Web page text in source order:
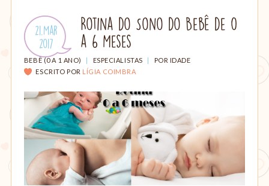
Publicado
em:
21.Mar
.
2017
Rotina do Sono do Bebê de 0
a 6 Meses
CATEGORIAS:
BEBÊ (0 A 1 ANO) | ESPECIALISTAS |
POR IDADE
ESCRITO POR LÍGIA COIMBRA